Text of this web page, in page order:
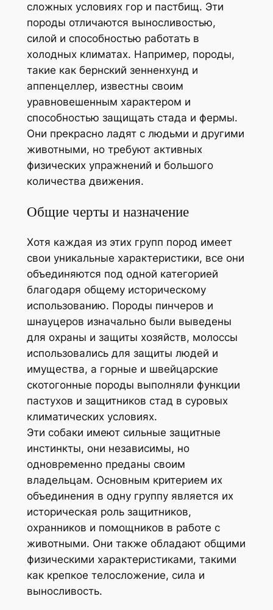
сложных условиях гор и пастбищ. Эти
породы отличаются выносливостью,
силой и способностью работать в
холодных климатах. Например, породы,
такие как бернский зенненхунд и
аппенцеллер, известны своим
уравновешенным характером и
способностью защищать стада и фермы.
Они прекрасно ладят с людьми и другими
животными, но требуют активных
физических упражнений и большого
количества движения.
Общие черты и назначение
Хотя каждая из этих групп пород имеет
свои уникальные характеристики, все они
объединяются под одной категорией
благодаря общему историческому
использованию. Породы пинчеров и
шнауцеров изначально были выведены
для охраны и защиты хозяйств, молоссы
использовались для защиты людей и
имущества, а горные и швейцарские
скотогонные породы выполняли функции
пастухов и защитников стад в суровых
климатических условиях.
Эти собаки имеют сильные защитные
инстинкты, они независимы, но
одновременно преданы своим
владельцам. Основным критерием их
объединения в одну группу является их
историческая роль защитников,
охранников и помощников в работе с
животными. Они также обладают общими
физическими характеристиками, такими
как крепкое телосложение, сила и
выносливость.